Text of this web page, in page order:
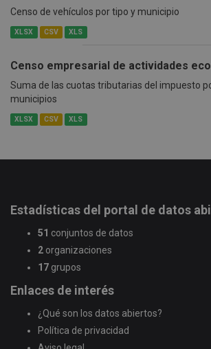
Censo de vehículos por tipo y municipio
XLSX CSV XLS
Censo empresarial de actividades
Suma de las cuotas tributarias del impuesto
municipios
XLSX CSV XLS
Estadísticas del portal de datos
51 conjuntos de datos
2 organizaciones
17 grupos
Enlaces de interés
¿Qué son los datos abiertos?
Política de privacidad